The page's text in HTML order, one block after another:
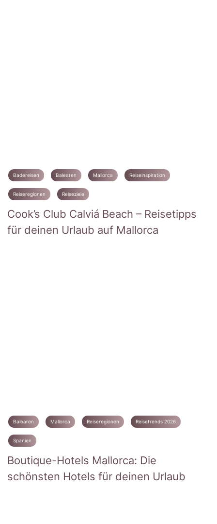
Badereisen Balearen Mallorca Reiseinspiration
Reiseregionen Reiseziele
Cook’s Club Calviá Beach – Reisetipps
für deinen Urlaub auf Mallorca
Balearen Mallorca Reiseregionen Reisetrends 2026
Spanien
Boutique-Hotels Mallorca: Die
schönsten Hotels für deinen Urlaub